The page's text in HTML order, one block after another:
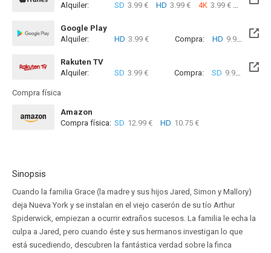
Alquiler: SD 3.99 € HD 3.99 € 4K 3.99 €
Google Play
Alquiler:
HD 3.99 € Compra: HD 9.99 €
Rakuten TV
Alquiler:
SD 3.99 € Compra: SD 9.99 €
Compra física
Amazon
Compra física: SD 12.99 € HD 10.75 €
Sinopsis
Cuando la familia Grace (la madre y sus hijos Jared, Simon y Mallory)
deja Nueva York y se instalan en el viejo caserón de su tío Arthur
Spiderwick, empiezan a ocurrir extraños sucesos. La familia le echa la
culpa a Jared, pero cuando éste y sus hermanos investigan lo que
está sucediendo, descubren la fantástica verdad sobre la finca